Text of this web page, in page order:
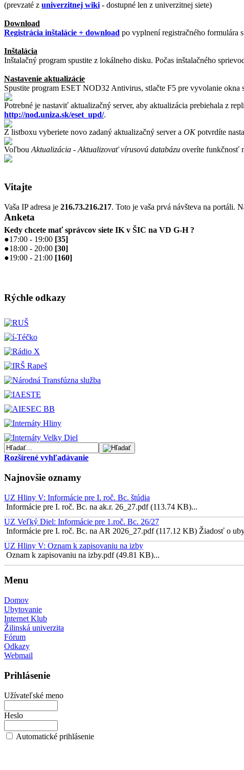
(prevzaté z univerzitnej wiki - dostupné len z univerzitnej siete)
Download
Registrácia inštalácie + download po vyplnení registračného formulára
Inštalácia
Inštalačný program spustite z lokálneho disku. Počas inštalačného
Nastavenie aktualizácie
Spustite program ESET NOD32 Antivirus, stlačte F5 pre vyvolanie
Potrebné je nastaviť aktualizačný server, aby aktualizácia prebiehala z
http://nod.uniza.sk/eset_upd/.
Z listboxu vyberiete novo zadaný aktualizačný server a OKpotvrdíte
Voľbou Aktualizácia - Aktualizovať vírusovú databázu overíte funkčnosť
Vitajte
Vaša IP adresa je 216.73.216.217. Toto je vaša prvá návšteva na portáli.
Anketa
Kedy chcete mať správcov siete IK v ŠIC na VD G-H ?
●17:00 - 19:00 [35]
●18:00 - 20:00 [30]
●19:00 - 21:00 [160]
Rýchle odkazy
Rozšírené vyhľadávanie
Najnovšie oznamy
UZ Hliny V: Informácie pre I. roč. Bc. štúdia
Informácie pre I. roč. Bc. na ak.r. 26_27.pdf (113.74 KB)...
UZ Veľký Diel: Informácie pre 1.roč. Bc. 26/27
Informácie pre I. roč. Bc. na AR 2026_27.pdf (117.12 KB) Žiadosť o
UZ Hliny V: Oznam k zapisovaniu na izby
Oznam k zapisovaniu na izby.pdf (49.81 KB)...
Menu
Domov
Ubytovanie
Internet Klub
Žilinská univerzita
Fórum
Odkazy
Webmail
Prihlásenie
Užívateľské meno
Heslo
Automatické prihlásenie